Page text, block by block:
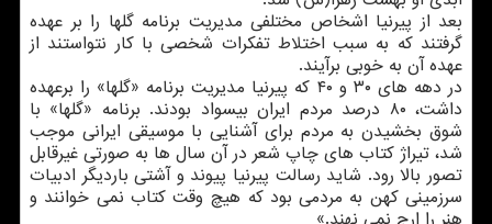
بعد از پیرنیا اشخاص مختلفی مدیریت برنامه گلها را بر عهده
گرفتند که به سبب اختلاط تفکرات شخصی با کار نتواستند از
عهده آن به خوبی برآیند.
در دهه های ۳۰ و ۴۰ که پیرنیا مدیریت برنامه «گلها» را برعهده
داشت، ۸۰ درصد مردم ایران بیسواد بودند. برنامه «گلها» با
شوق بخشیدن به مردم برای آشنایی با موسیقی ایرانی موجب
شد، تیراژ کتاب های چاپ شعر در آن سال ها به صورتی غیرقابل
تصور بالا رود. شاید رسالت پیرنیا پیوند و آشتی باردیگر ادبیات
سرزمینی کهن به مردمی بود که هیچ وقت کتاب نمی خوانند و